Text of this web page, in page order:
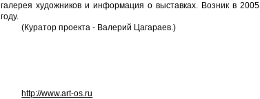
галерея художников и информация о выставках. Возник в 2005
году.
(Куратор проекта - Валерий Цагараев.)
http://www.art-os.ru